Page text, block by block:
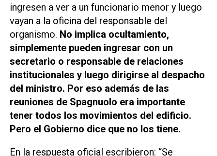
ingresen a ver a un funcionario menor y luego
vayan a la oficina del responsable del
organismo. No implica ocultamiento,
simplemente pueden ingresar con un
secretario o responsable de relaciones
institucionales y luego dirigirse al despacho
del ministro. Por eso además de las
reuniones de Spagnuolo era importante
tener todos los movimientos del edificio.
Pero el Gobierno dice que no los tiene.
En la respuesta oficial escribieron: “Se